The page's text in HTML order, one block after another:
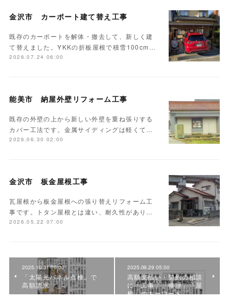
金沢市 カーポート建て替え工事
既存のカーポートを解体・撤去して、新しく建
て替えました。YKKの折板屋根で積雪100cm…
2026.07.24 06:00
能美市 納屋外壁リフォーム工事
既存の外壁の上から新しい外壁を重ね張りする
カバー工法です。金属サイディングは軽くて…
2026.06.30 02:00
金沢市 板金屋根工事
瓦屋根から板金屋根への張り替えリフォーム工
事です。トタン屋根とは違い、耐久性があり…
2026.05.22 07:00
2025.10.31 06:00
「太陽光パネル点検」で
高額請求
2025.09.29 05:00
高額支払い・契約の相談
に「工事」「修理」「屋
根」のキーワード